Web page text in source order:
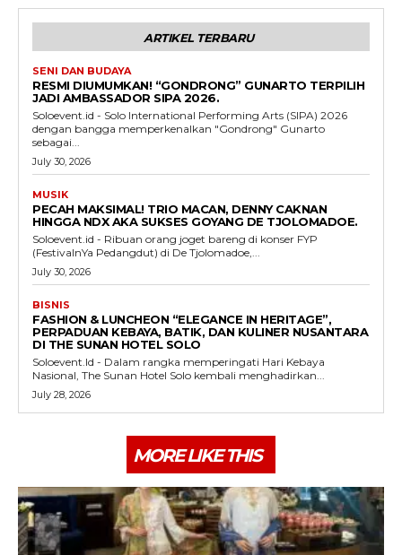
ARTIKEL TERBARU
SENI DAN BUDAYA
RESMI DIUMUMKAN! “GONDRONG” GUNARTO TERPILIH
JADI AMBASSADOR SIPA 2026.
Soloevent.id - Solo International Performing Arts (SIPA) 2026
dengan bangga memperkenalkan "Gondrong" Gunarto
sebagai...
July 30, 2026
MUSIK
PECAH MAKSIMAL! TRIO MACAN, DENNY CAKNAN
HINGGA NDX AKA SUKSES GOYANG DE TJOLOMADOE.
Soloevent.id - Ribuan orang joget bareng di konser FYP
(FestivalnYa Pedangdut) di De Tjolomadoe,...
July 30, 2026
BISNIS
FASHION & LUNCHEON “ELEGANCE IN HERITAGE”,
PERPADUAN KEBAYA, BATIK, DAN KULINER NUSANTARA
DI THE SUNAN HOTEL SOLO
Soloevent.Id - Dalam rangka memperingati Hari Kebaya
Nasional, The Sunan Hotel Solo kembali menghadirkan...
July 28, 2026
MORE LIKE THIS